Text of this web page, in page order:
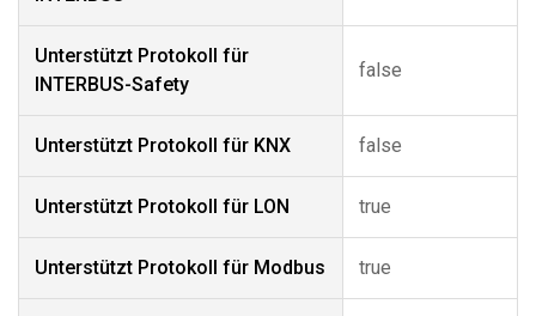
Unterstützt Protokoll für
INTERBUS-Safety
false
Unterstützt Protokoll für KNX false
Unterstützt Protokoll für LON true
Unterstützt Protokoll für Modbus true